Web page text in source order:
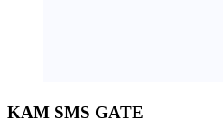
KAM SMS GATE